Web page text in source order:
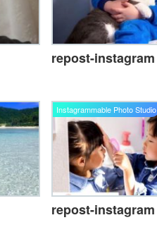
repost-instagram
Instagrammable Photo Studio
repost-instagram